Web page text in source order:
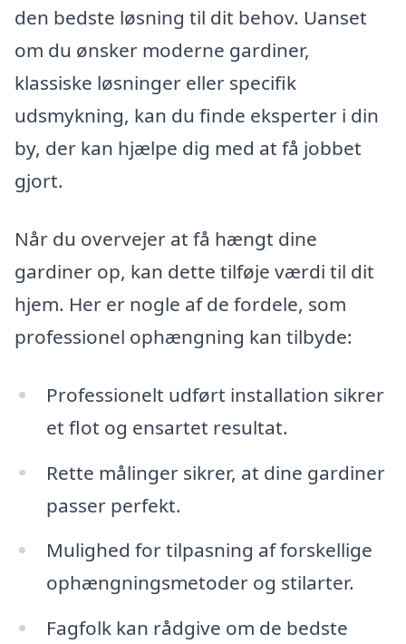
den bedste løsning til dit behov. Uanset
om du ønsker moderne gardiner,
klassiske løsninger eller specifik
udsmykning, kan du finde eksperter i din
by, der kan hjælpe dig med at få jobbet
gjort.
Når du overvejer at få hængt dine
gardiner op, kan dette tilføje værdi til dit
hjem. Her er nogle af de fordele, som
professionel ophængning kan tilbyde:
Professionelt udført installation sikrer
et flot og ensartet resultat.
Rette målinger sikrer, at dine gardiner
passer perfekt.
Mulighed for tilpasning af forskellige
ophængningsmetoder og stilarter.
Fagfolk kan rådgive om de bedste